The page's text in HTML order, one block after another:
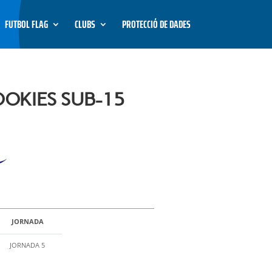
FUTBOL FLAG CLUBS PROTECCIÓ DE DADES
SUB-15
JORNADA
JORNADA 5